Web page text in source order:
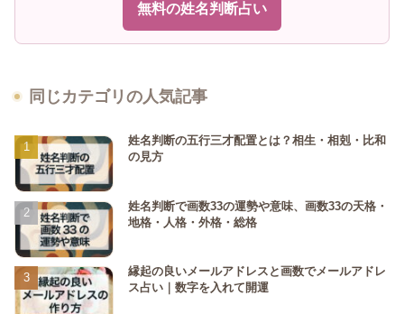
無料の姓名判断占い
同じカテゴリの人気記事
姓名判断の五行三才配置とは？相生・相剋・比和
の見方
姓名判断で画数33の運勢や意味、画数33の天格・
地格・人格・外格・総格
縁起の良いメールアドレスと画数でメールアドレ
ス占い｜数字を入れて開運